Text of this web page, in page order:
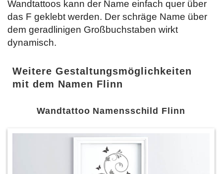
Wandtattoos kann der Name einfach quer über
das F geklebt werden. Der schräge Name über
dem geradlinigen Großbuchstaben wirkt
dynamisch.
Weitere Gestaltungsmöglichkeiten
mit dem Namen Flinn
Wandtattoo Namensschild Flinn